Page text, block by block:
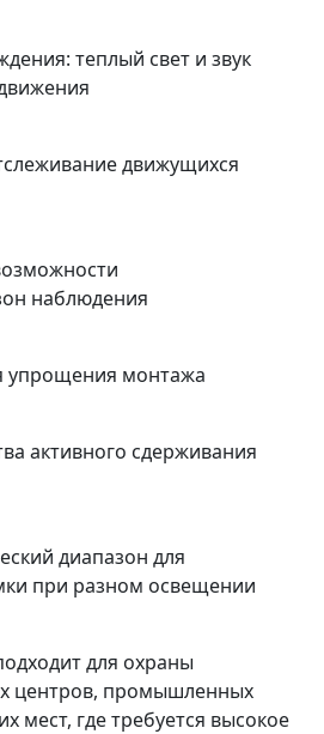
теплый свет и звук
движущихся
наблюдения
упрощения монтажа
активного сдерживания
диапазон для
при разном освещении
для охраны
центров, промышленных
мест, где требуется высокое